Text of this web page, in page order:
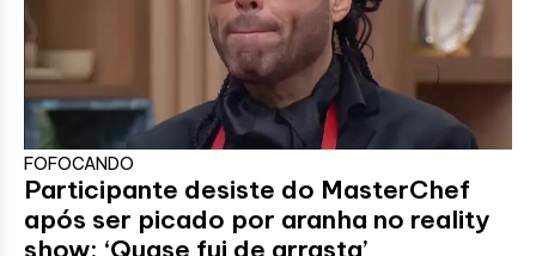
FOFOCANDO
Participante desiste do MasterChef
após ser picado por aranha no reality
show: ‘Quase fui de arrasta’